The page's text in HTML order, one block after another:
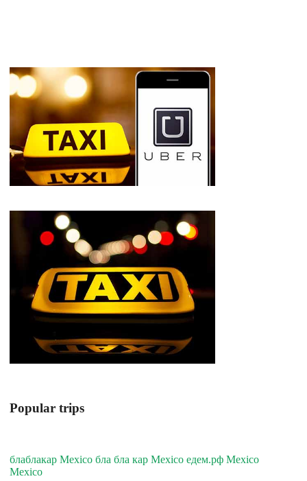
Popular trips
блаблакар Mexico бла бла кар Mexico едем.рф Mexico
Mexico